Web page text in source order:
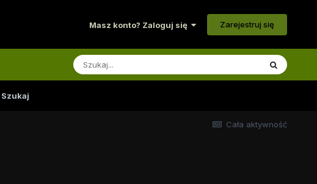
Masz konto? Zaloguj się Zarejestruj się
Szukaj
Cała aktywność